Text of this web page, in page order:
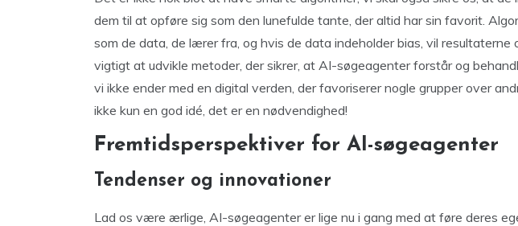
dem til at opføre sig som den lunefulde tante, der altid har sin favorit.
som de data, de lærer fra, og hvis de data indeholder bias, vil resultaterne
vigtigt at udvikle metoder, der sikrer, at AI-søgeagenter forstår og
vi ikke ender med en digital verden, der favoriserer nogle grupper over
ikke kun en god idé, det er en nødvendighed!
Fremtidsperspektiver for AI-søgeagenter
Tendenser og innovationer
Lad os være ærlige, AI-søgeagenter er lige nu i gang med at føre deres